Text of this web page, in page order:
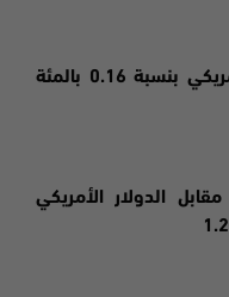
– انخفض اليورو مقابل الدولار الأمريكي بنسبة 0.16 بالمئة
الدولار الأمريكي